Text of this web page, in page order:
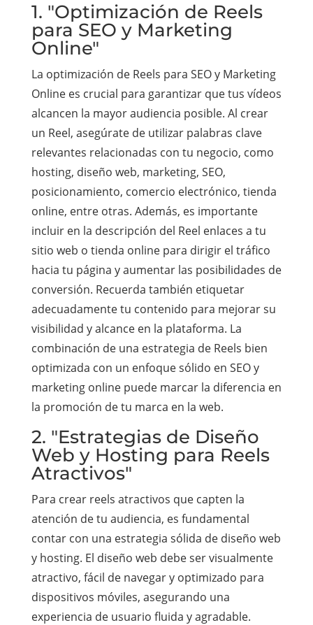
1. "Optimización de Reels
para SEO y Marketing
Online"
La optimización de Reels para SEO y Marketing
Online es crucial para garantizar que tus vídeos
alcancen la mayor audiencia posible. Al crear
un Reel, asegúrate de utilizar palabras clave
relevantes relacionadas con tu negocio, como
hosting, diseño web, marketing, SEO,
posicionamiento, comercio electrónico, tienda
online, entre otras. Además, es importante
incluir en la descripción del Reel enlaces a tu
sitio web o tienda online para dirigir el tráfico
hacia tu página y aumentar las posibilidades de
conversión. Recuerda también etiquetar
adecuadamente tu contenido para mejorar su
visibilidad y alcance en la plataforma. La
combinación de una estrategia de Reels bien
optimizada con un enfoque sólido en SEO y
marketing online puede marcar la diferencia en
la promoción de tu marca en la web.
2. "Estrategias de Diseño
Web y Hosting para Reels
Atractivos"
Para crear reels atractivos que capten la
atención de tu audiencia, es fundamental
contar con una estrategia sólida de diseño web
y hosting. El diseño web debe ser visualmente
atractivo, fácil de navegar y optimizado para
dispositivos móviles, asegurando una
experiencia de usuario fluida y agradable.